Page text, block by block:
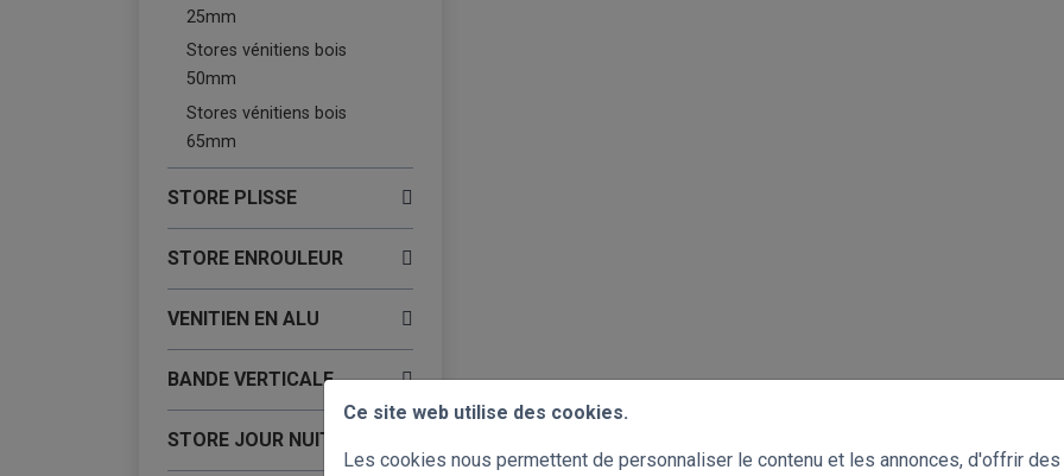
Ce site web utilise des cookies.
Les cookies nous permettent de personnaliser le contenu et les annonces, d'offrir
25mm
Stores vénitiens bois
50mm
Stores vénitiens bois
65mm
STORE PLISSE
STORE ENROULEUR
VENITIEN EN ALU
BANDE VERTICALE
STORE JOUR NUIT